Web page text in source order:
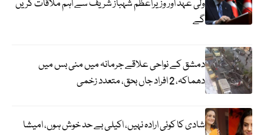
ولی عہد اور وزیراعظم شہباز شریف سے اہم ملاقات کریں
گے
دمشق کے نواحی علاقے جرمانہ میں منی بس میں
دھماکہ، 2 افراد جاں بحق، متعدد زخمی
شادی کا کوئی ارادہ نہیں، اکیلی بے حد خوش ہوں، امیشا